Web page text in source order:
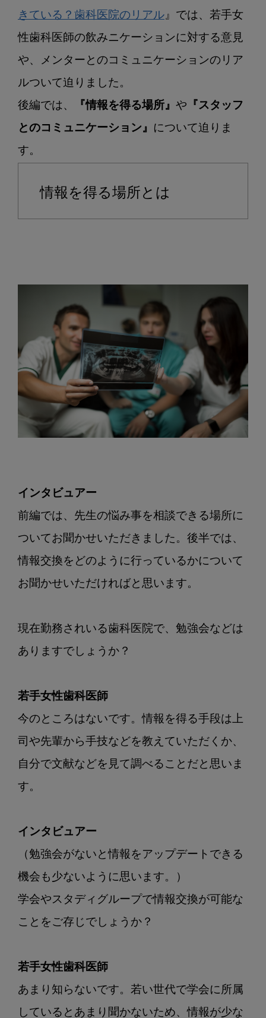
で
の
ミ
ュ
ケ
ー
ョ
き
の
リ
ア
ル
きている？歯科医院のリアル』では、若手女
性歯科医師の飲みニケーションに対する意見
や、メンターとのコミュニケーションのリア
ルついて迫りました。
後編では、
『情報を得る場所』 や 『スタッフ
とのコミュニケーション』
について迫りま
情報を得る場所とは
インタビュアー
前編では、先生の悩み事を相談できる場所に
ついてお聞かせいただきました。後半では、
情報交換をどのように行っているかについて
お聞かせいただければと思います。
現在勤務されいる歯科医院で、勉強会などは
ありますでしょうか？
若手女性歯科医師
今のところはないです。情報を得る手段は上
司や先輩から手技などを教えていただくか、
自分で文献などを見て調べることだと思いま
す。
インタビュアー
（勉強会がないと情報をアップデートできる
機会も少ないように思います。）
学会やスタディグループで情報交換が可能な
ことをご存じでしょうか？
若手女性歯科医師
あまり知らないです。若い世代で学会に所属
しているとあまり聞かないため、情報が少な